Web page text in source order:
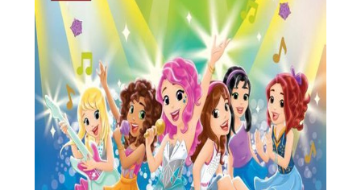
We gebruiken je gegevens om contact op te nemen, in
overeenstemming met onsprivacybeleid.